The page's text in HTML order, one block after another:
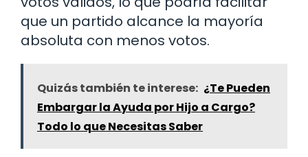
que un partido alcance la mayoría
absoluta con menos votos.
Quizás también te interese: ¿Te Pueden
Embargar la Ayuda por Hijo a Cargo?
Todo lo que Necesitas Saber